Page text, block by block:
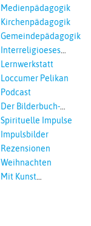
Medienpädagogik
Kirchenpädagogik
Gemeindepädagogik
Interreligioeses
Lernen
Lernwerkstatt
Loccumer Pelikan
Podcast
Der Bilderbuch-
Podcast
Spirituelle Impulse
Impulsbilder
Rezensionen
Weihnachten
Mit Kunst